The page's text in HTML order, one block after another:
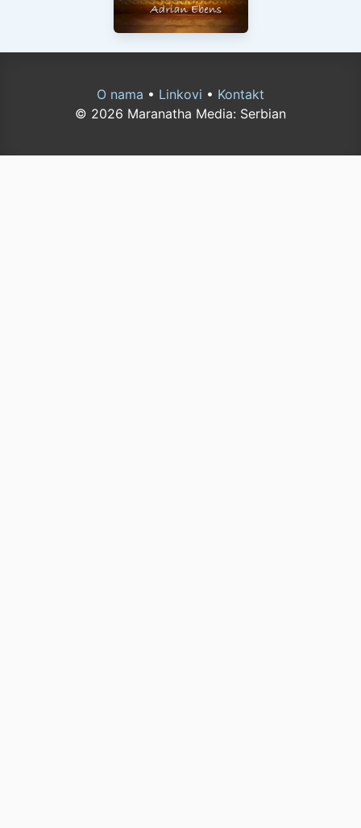
O nama • Linkovi • Kontakt
© 2026 Maranatha Media: Serbian